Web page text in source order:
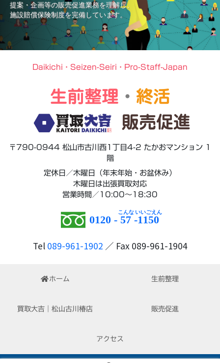
提案・企画等の販売促進業務を理解し、
施設賠償保険制度を完備しています。
Daikichi・Seizen-Seiri・Pro-Staff-Japan
生前整理 ・ 終活
販売促進
〒790-0944 松山市古川西1丁目4-2 たかおマンション 1
階
定休日／木曜日（年末年始・お盆休み）
木曜日は出張買取対応
営業時間／10:00～18:30
0120 - 57 -1150
Tel 089-961-1902 ／ Fax 089-961-1904
ホーム 生前整理
買取大吉｜松山古川椿店 販売促進
アクセス